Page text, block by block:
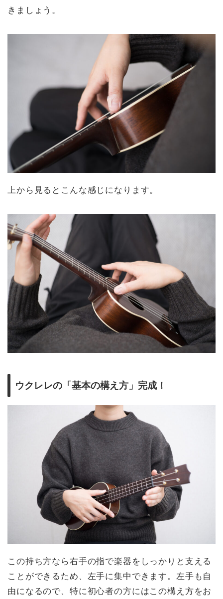
きましょう。
上から見るとこんな感じになります。
ウクレレの「基本の構え方」完成！
この持ち方なら右手の指で楽器をしっかりと支える
ことができるため、左手に集中できます。左手も自
由になるので、特に初心者の方にはこの構え方をお